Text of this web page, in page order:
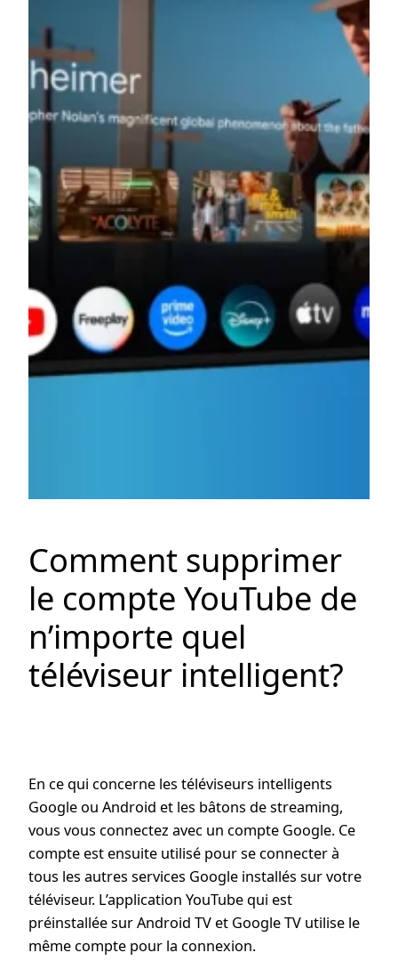
Comment supprimer
le compte YouTube de
n’importe quel
téléviseur intelligent?
En ce qui concerne les téléviseurs intelligents
Google ou Android et les bâtons de streaming,
vous vous connectez avec un compte Google. Ce
compte est ensuite utilisé pour se connecter à
tous les autres services Google installés sur votre
téléviseur. L’application YouTube qui est
préinstallée sur Android TV et Google TV utilise le
même compte pour la connexion.